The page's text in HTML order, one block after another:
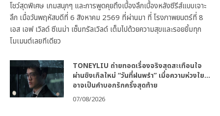
โชว์สุดพิเศษ เกมสนุกๆ และการพูดคุยถึงเบื้องลึกเบื้องหลังซีรีส์แบบเจาะ
ลึก เมื่อวันพฤหัสบดีที่ 6 สิงหาคม 2569 ที่ผ่านมา ที่ โรงภาพยนตร์ที่ 8
เอส เอฟ เวิลด์ ซีเนม่า เซ็นทรัลเวิลด์ เต็มไปด้วยความสุขและรอยยิ้มทุก
โมเมนต์เลยทีเดียว
TONEYLIU ถ่ายทอดเรื่องจริงสุดสะเทือนใจ
ผ่านซิงเกิลใหม่ “วันที่ฝนพรำ” เมื่อความห่วงใย…
อาจเป็นคำบอกรักครั้งสุดท้าย
07/08/2026